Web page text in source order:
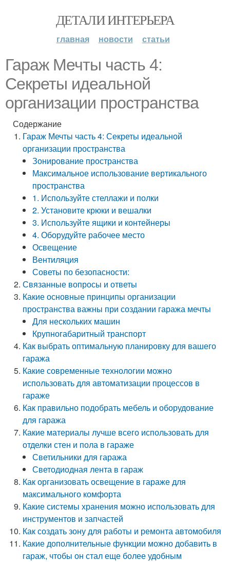
ДЕТАЛИ ИНТЕРЬЕРА
главная новости статьи
Гараж Мечты часть 4:
Секреты идеальной
организации пространства
Содержание
Гараж Мечты часть 4: Секреты идеальной
организации пространства
Зонирование пространства
Максимальное использование вертикального
пространства
1. Используйте стеллажи и полки
2. Установите крюки и вешалки
3. Используйте ящики и контейнеры
4. Оборудуйте рабочее место
Освещение
Вентиляция
Советы по безопасности:
Связанные вопросы и ответы
Какие основные принципы организации
пространства важны при создании гаража мечты
Для нескольких машин
Крупногабаритный транспорт
Как выбрать оптимальную планировку для вашего
гаража
Какие современные технологии можно
использовать для автоматизации процессов в
гараже
Как правильно подобрать мебель и оборудование
для гаража
Какие материалы лучше всего использовать для
отделки стен и пола в гараже
Светильники для гаража
Светодиодная лента в гараж
Как организовать освещение в гараже для
максимального комфорта
Какие системы хранения можно использовать для
инструментов и запчастей
Как создать зону для работы и ремонта автомобиля
Какие дополнительные функции можно добавить в
гараж, чтобы он стал еще более удобным